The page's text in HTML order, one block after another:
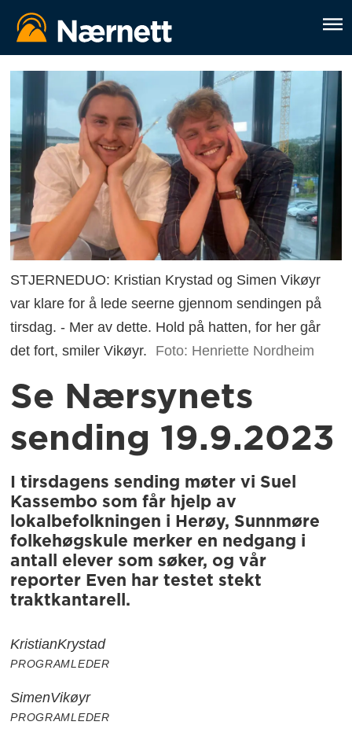
STJERNEDUO: Kristian Krystad og Simen Vikøyr
var klare for å lede seerne gjennom sendingen på
tirsdag. - Mer av dette. Hold på hatten, for her går
det fort, smiler Vikøyr.
Foto: Henriette Nordheim
Se Nærsynets
sending 19.9.2023
I tirsdagens sending møter vi Suel
Kassembo som får hjelp av
lokalbefolkningen i Herøy, Sunnmøre
folkehøgskule merker en nedgang i
antall elever som søker, og vår
reporter Even har testet stekt
traktkantarell.
KristianKrystad
PROGRAMLEDER
SimenVikøyr
PROGRAMLEDER